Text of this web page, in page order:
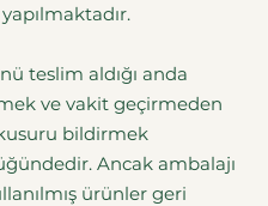
teslim aldığı anda
ve vakit geçirmeden
bildirmek
Ancak ambalajı
ürünler geri